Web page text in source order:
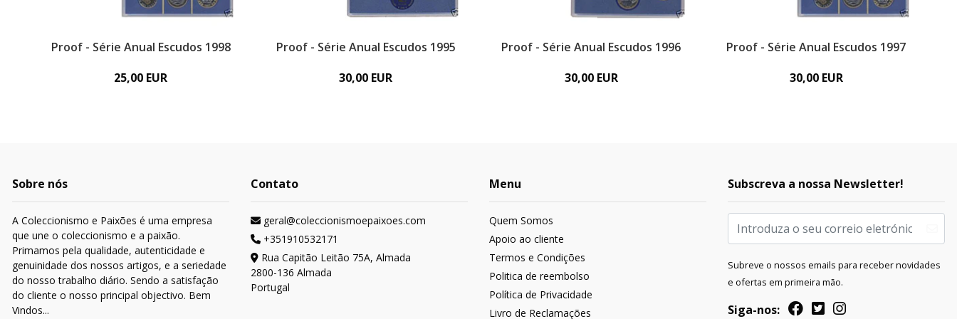
Proof - Série Anual Escudos 1998
25,00 EUR
Proof - Série Anual Escudos 1995
30,00 EUR
Proof - Série Anual Escudos 1996
30,00 EUR
Proof - Série Anual Escudos 1997
30,00 EUR
Sobre nós
A Coleccionismo e Paixões é uma empresa
que une o coleccionismo e a paixão.
Primamos pela qualidade, autenticidade e
genuinidade dos nossos artigos, e a seriedade
do nosso trabalho diário. Sendo a satisfação
do cliente o nosso principal objectivo. Bem
Vindos...
Contato
geral@coleccionismoepaixoes.com
+351910532171
Rua Capitão Leitão 75A, Almada
2800-136 Almada
Portugal
Menu
Quem Somos
Apoio ao cliente
Termos e Condições
Politica de reembolso
Política de Privacidade
Livro de Reclamações
Subscreva a nossa Newsletter!
Subreve o nossos emails para receber novidades
e ofertas em primeira mão.
Siga-nos: